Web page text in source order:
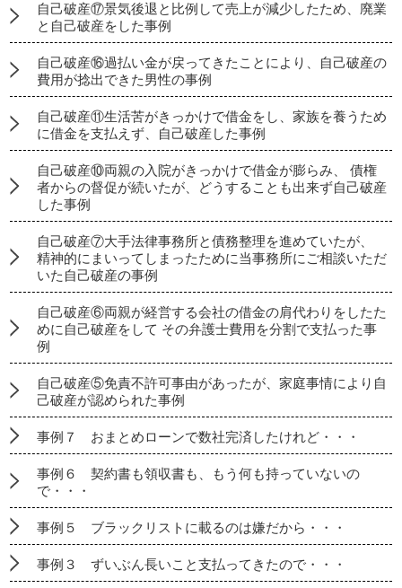
自己破産⑰景気後退と比例して売上が減少したため、廃業
と自己破産をした事例
自己破産⑯過払い金が戻ってきたことにより、自己破産の
費用が捻出できた男性の事例
自己破産⑪生活苦がきっかけで借金をし、家族を養うため
に借金を支払えず、自己破産した事例
自己破産⑩両親の入院がきっかけで借金が膨らみ、 債権
者からの督促が続いたが、どうすることも出来ず自己破産
した事例
自己破産⑦大手法律事務所と債務整理を進めていたが、
精神的にまいってしまったために当事務所にご相談いただ
いた自己破産の事例
自己破産⑥両親が経営する会社の借金の肩代わりをしたた
めに自己破産をして その弁護士費用を分割で支払った事
例
自己破産⑤免責不許可事由があったが、家庭事情により自
己破産が認められた事例
事例７ おまとめローンで数社完済したけれど・・・
事例６ 契約書も領収書も、もう何も持っていないの
で・・・
事例５ ブラックリストに載るのは嫌だから・・・
事例３ ずいぶん長いこと支払ってきたので・・・